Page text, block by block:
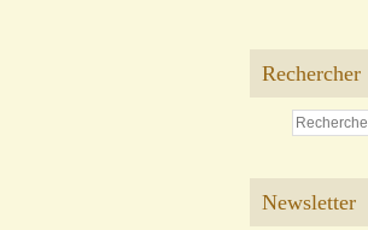
Rechercher
Newsletter